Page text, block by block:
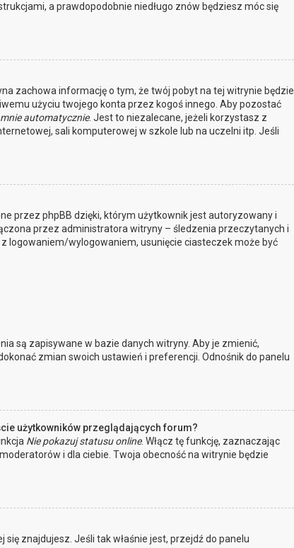
a prawdopodobnie niedługo znów będziesz móc się
zachowa informację o tym, że twój pobyt na tej witrynie będzie
użyciu twojego konta przez kogoś innego. Aby pozostać
automatycznie. Jest to niezalecane, jeżeli korzystasz z
sali komputerowej w szkole lub na uczelni itp. Jeśli
przez phpBB dzięki, którym użytkownik jest autoryzowany i
przez administratora witryny – śledzenia przeczytanych i
logowaniem/wylogowaniem, usunięcie ciasteczek może być
są zapisywane w bazie danych witryny. Aby je zmienić,
zmian swoich ustawień i preferencji. Odnośnik do panelu
użytkowników przeglądających forum?
Nie pokazuj statusu online. Włącz tę funkcję, zaznaczając
i dla ciebie. Twoja obecność na witrynie będzie
znajdujesz. Jeśli tak właśnie jest, przejdź do panelu